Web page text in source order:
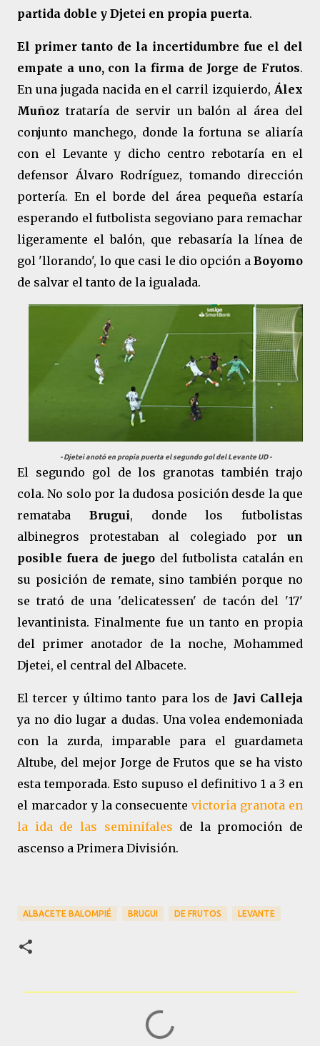
partida doble y Djetei en propia puerta.
El primer tanto de la incertidumbre fue el del
empate a uno, con la firma de Jorge de Frutos.
En una jugada nacida en el carril izquierdo, Álex
Muñoztrataría de servir un balón al área del
conjunto manchego, donde la fortuna se aliaría
con el Levante y dicho centro rebotaría en el
defensor Álvaro Rodríguez, tomando dirección
portería. En el borde del área pequeña estaría
esperando el futbolista segoviano para remachar
ligeramente el balón, que rebasaría la línea de
gol 'llorando', lo que casi le dio opción a Boyomo
de salvar el tanto de la igualada.
- Djetei anotó en propia puerta el segundo gol del Levante UD -
El segundo gol de los granotas también trajo
cola. No solo por la dudosa posición desde la que
remataba Brugui, donde los futbolistas
albinegros protestaban al colegiado por un
posible fuera de juego del futbolista catalán en
su posición de remate, sino también porque no
se trató de una 'delicatessen' de tacón del '17'
levantinista. Finalmente fue un tanto en propia
del primer anotador de la noche, Mohammed
Djetei, el central del Albacete.
El tercer y último tanto para los de Javi Calleja
ya no dio lugar a dudas. Una volea endemoniada
con la zurda, imparable para el guardameta
Altube, del mejor Jorge de Frutos que se ha visto
esta temporada. Esto supuso el definitivo 1 a 3 en
el marcador y la consecuentevictoria granota en
la ida de las seminifales de la promoción de
ascenso a Primera División.
ALBACETE BALOMPIÉ BRUGUI DE FRUTOS LEVANTE